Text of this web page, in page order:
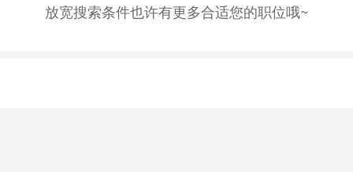
放宽搜索条件也许有更多合适您的职位哦~